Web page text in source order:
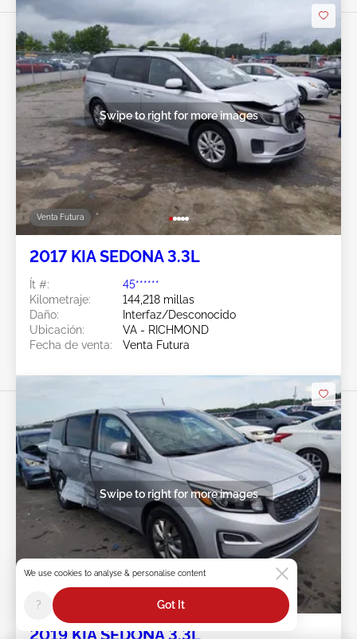
Venta Futura
Swipe to right for more images
2017 KIA SEDONA 3.3L
Ít #:
45******
Kilometraje:
144,218 millas
Daño:
Interfaz/Desconocido
Ubicación:
VA - RICHMOND
Fecha de venta:
Venta Futura
Venta Futura
Swipe to right for more images
2019 KIA SEDONA 3.3L
We use cookies to analyse & personalise content
? Got It